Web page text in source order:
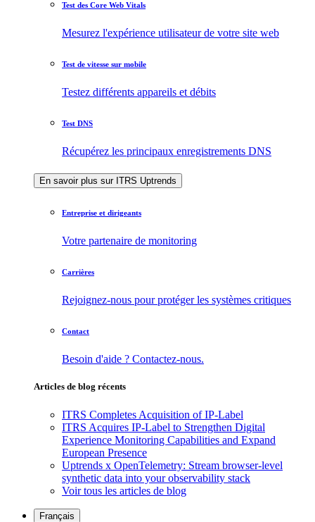
Test des Core Web Vitals
Mesurez l'expérience utilisateur de votre site web
Test de vitesse sur mobile
Testez différents appareils et débits
Test DNS
Récupérez les principaux enregistrements DNS
En savoir plus sur ITRS Uptrends
Entreprise et dirigeants
Votre partenaire de monitoring
Carrières
Rejoignez-nous pour protéger les systèmes critiques
Contact
Besoin d'aide ? Contactez-nous.
Articles de blog récents
ITRS Completes Acquisition of IP-Label
ITRS Acquires IP-Label to Strengthen Digital
Experience Monitoring Capabilities and Expand
European Presence
Uptrends x OpenTelemetry: Stream browser-level
synthetic data into your observability stack
Voir tous les articles de blog
Français